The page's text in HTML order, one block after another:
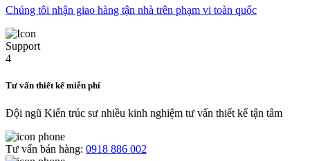
Chúng tôi nhận giao hàng tận nhà trên phạm vi toàn quốc
Tư vấn thiết kế miễn phí
Đội ngũ Kiến trúc sư nhiều kinh nghiệm tư vấn thiết kế tận tâm
Tư vấn bán hàng: 0918 886 002